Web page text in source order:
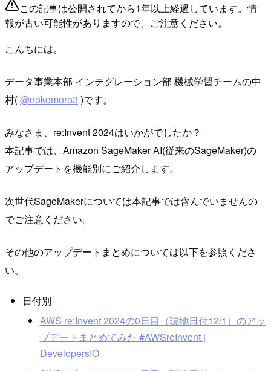
この記事は公開されてから1年以上経過しています。情
報が古い可能性がありますので、ご注意ください。
こんちには。
データ事業本部 インテグレーション部 機械学習チームの中
村(@nokomoro3 )です。
みなさま、re:Invent 2024はいかがでしたか？
本記事では、Amazon SageMaker AI(従来のSageMaker)の
アップデートを機能別にご紹介します。
次世代SageMakerについては本記事では含んでいませんの
でご注意ください。
その他のアップデートまとめについては以下を参照くださ
い。
日付別
AWS re:Invent 2024の0日目（現地日付12/1）のアッ
プデートまとめてみた #AWSreInvent |
DevelopersIO